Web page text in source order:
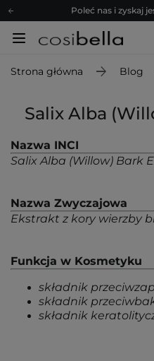
Poleć nas i zyskaj
Zapisz się na
Z nami to możliwe!
Zapisz się na
Strona główna Blog
Salix Alba
Nazwa INCI
Salix Alba (Willow) Bark
Nazwa Zwyczajowa
Ekstrakt z kory wierzby
Funkcja w Kosmetyku
składnik
składnik
składnik